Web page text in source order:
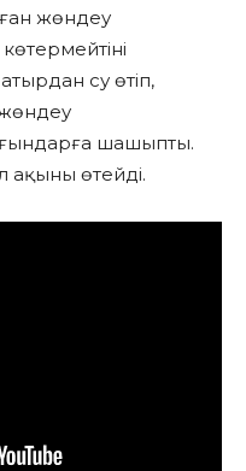
жөндеу
су өтіп,
жөндеу
шашыпты.
ақыны өтейді.